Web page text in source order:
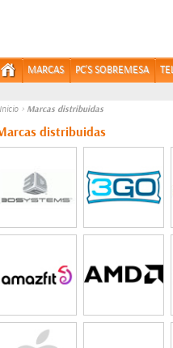
MARCAS PC'S SOBREMESA
Inicio > Marcas distribuidas
distribuidas